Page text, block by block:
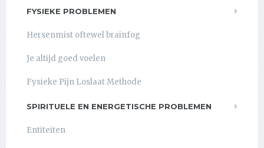
FYSIEKE PROBLEMEN
Hersenmist oftewel brainfog
Je altijd goed voelen
Fysieke Pijn Loslaat Methode
SPIRITUELE EN ENERGETISCHE PROBLEMEN
Entiteiten